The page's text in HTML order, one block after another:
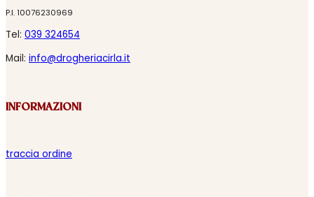
P.I. 10076230969
Tel: 039 324654
Mail: info@drogheriacirla.it
INFORMAZIONI
traccia ordine